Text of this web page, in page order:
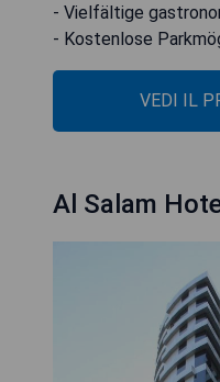
- Vielfältige
- Kostenlose
VEDI IL
Al Salam